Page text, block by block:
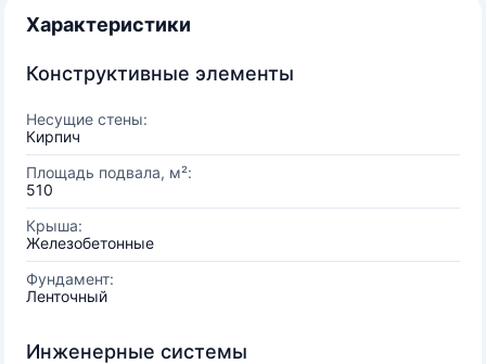
Характеристики
Конструктивные элементы
Несущие стены:
Кирпич
Площадь подвала, м²:
510
Крыша:
Железобетонные
Фундамент:
Ленточный
Инженерные системы